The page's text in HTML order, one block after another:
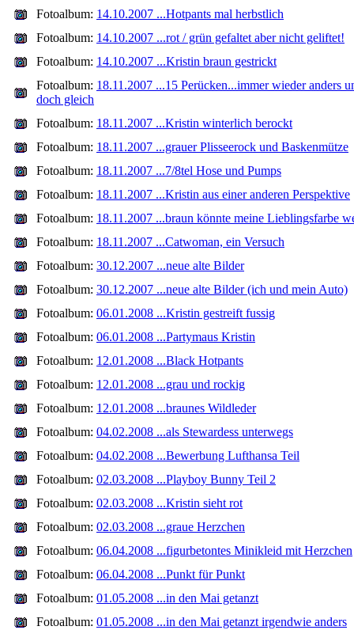
Fotoalbum: 14.10.2007 ...Hotpants mal herbstlich
Fotoalbum: 14.10.2007 ...rot / grün gefaltet aber nicht geliftet!
Fotoalbum: 14.10.2007 ...Kristin braun gestrickt
Fotoalbum: 18.11.2007 ...15 Perücken...immer wieder anders
doch gleich
Fotoalbum: 18.11.2007 ...Kristin winterlich berockt
Fotoalbum: 18.11.2007 ...grauer Plisseerock und Baskenmütze
Fotoalbum: 18.11.2007 ...7/8tel Hose und Pumps
Fotoalbum: 18.11.2007 ...Kristin aus einer anderen Perspektive
Fotoalbum: 18.11.2007 ...braun könnte meine Lieblingsfarbe
Fotoalbum: 18.11.2007 ...Catwoman, ein Versuch
Fotoalbum: 30.12.2007 ...neue alte Bilder
Fotoalbum: 30.12.2007 ...neue alte Bilder (ich und mein Auto)
Fotoalbum: 06.01.2008 ...Kristin gestreift fussig
Fotoalbum: 06.01.2008 ...Partymaus Kristin
Fotoalbum: 12.01.2008 ...Black Hotpants
Fotoalbum: 12.01.2008 ...grau und rockig
Fotoalbum: 12.01.2008 ...braunes Wildleder
Fotoalbum: 04.02.2008 ...als Stewardess unterwegs
Fotoalbum: 04.02.2008 ...Bewerbung Lufthansa Teil
Fotoalbum: 02.03.2008 ...Playboy Bunny Teil 2
Fotoalbum: 02.03.2008 ...Kristin sieht rot
Fotoalbum: 02.03.2008 ...graue Herzchen
Fotoalbum: 06.04.2008 ...figurbetontes Minikleid mit Herzchen
Fotoalbum: 06.04.2008 ...Punkt für Punkt
Fotoalbum: 01.05.2008 ...in den Mai getanzt
Fotoalbum: 01.05.2008 ...in den Mai getanzt irgendwie anders